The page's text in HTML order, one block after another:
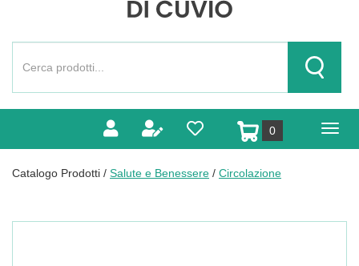
Prodotto
Cerca
0prodotti
inseriti
Catalogo Prodotti / Salute e Benessere / Circolazione